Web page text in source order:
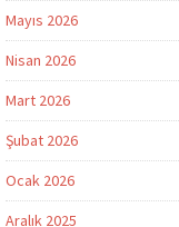
Mayıs 2026
Nisan 2026
Mart 2026
Şubat 2026
Ocak 2026
Aralık 2025